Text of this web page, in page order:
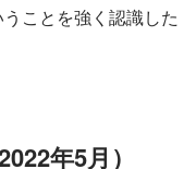
ことを強く認識した
年5月）